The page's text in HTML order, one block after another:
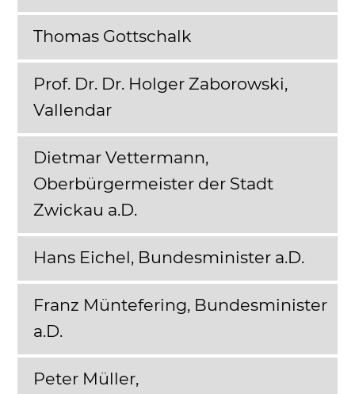
Thomas Gottschalk
Prof. Dr. Dr. Holger Zaborowski,
Vallendar
Dietmar Vettermann,
Oberbürgermeister der Stadt
Zwickau a.D.
Hans Eichel, Bundesminister a.D.
Franz Müntefering, Bundesminister
a.D.
Peter Müller,